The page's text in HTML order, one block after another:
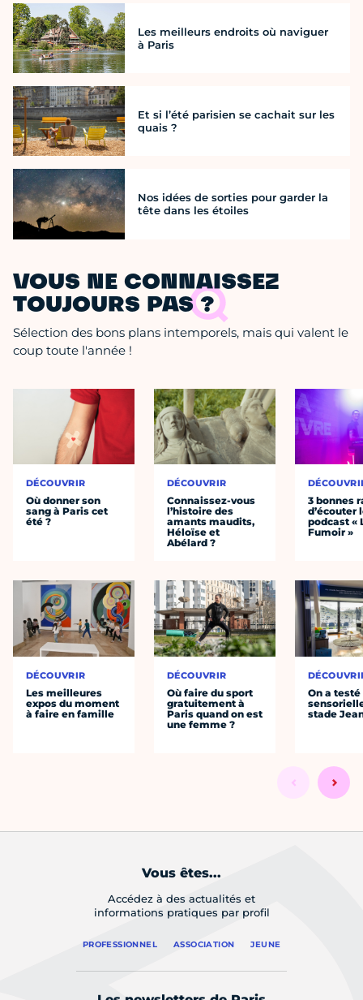
Les meilleurs endroits où naviguer
à Paris
Et si l’été parisien se cachait sur les
quais ?
Nos idées de sorties pour garder la
tête dans les étoiles
VOUS NE CONNAISSEZ
TOUJOURS PAS ?
Sélection des bons plans intemporels, mais qui valent le
coup toute l'année !
DÉCOUVRIR
Où donner son
sang à Paris cet
été ?
DÉCOUVRIR
Les meilleures
expos du moment
à faire en famille
DÉCOUVRIR
Connaissez-vous
l’histoire des
amants maudits,
Héloïse et
Abélard ?
DÉCOUVRIR
Où faire du sport
gratuitement à
Paris quand on est
une femme ?
3 bonnes
d’écouter
podcast «
Fumoir »
On a
stade
Vous êtes...
Accédez à des actualités et
informations pratiques par profil
PROFESSIONNEL ASSOCIATION JEUNE